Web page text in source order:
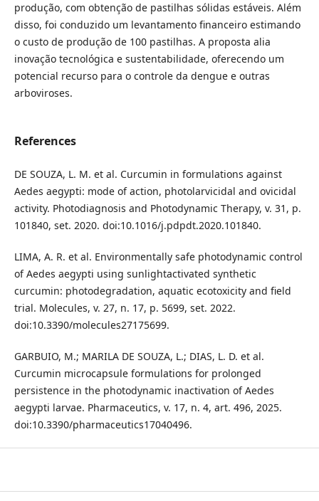
produção, com obtenção de pastilhas sólidas estáveis. Além
disso, foi conduzido um levantamento financeiro estimando
o custo de produção de 100 pastilhas. A proposta alia
inovação tecnológica e sustentabilidade, oferecendo um
potencial recurso para o controle da dengue e outras
arboviroses.
References
DE SOUZA, L. M. et al. Curcumin in formulations against
Aedes aegypti: mode of action, photolarvicidal and ovicidal
activity. Photodiagnosis and Photodynamic Therapy, v. 31, p.
101840, set. 2020. doi:10.1016/j.pdpdt.2020.101840.
LIMA, A. R. et al. Environmentally safe photodynamic control
of Aedes aegypti using sunlightactivated synthetic
curcumin: photodegradation, aquatic ecotoxicity and field
trial. Molecules, v. 27, n. 17, p. 5699, set. 2022.
doi:10.3390/molecules27175699.
GARBUIO, M.; MARILA DE SOUZA, L.; DIAS, L. D. et al.
Curcumin microcapsule formulations for prolonged
persistence in the photodynamic inactivation of Aedes
aegypti larvae. Pharmaceutics, v. 17, n. 4, art. 496, 2025.
doi:10.3390/pharmaceutics17040496.